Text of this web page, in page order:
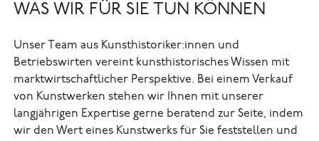
WAS WIR FÜR SIE TUN KÖNNEN
Unser Team aus Kunsthistoriker:innen und
Betriebswirten vereint kunsthistorisches Wissen mit
marktwirtschaftlicher Perspektive. Bei einem Verkauf
von Kunstwerken stehen wir Ihnen mit unserer
langjährigen Expertise gerne beratend zur Seite, indem
wir den Wert eines Kunstwerks für Sie feststellen und